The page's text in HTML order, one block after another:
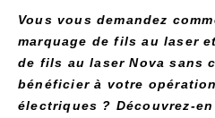
Vous vous demandez
marquage de fils au laser
de fils au laser Nova sans
bénéficier à votre
électriques ? Découvrez-